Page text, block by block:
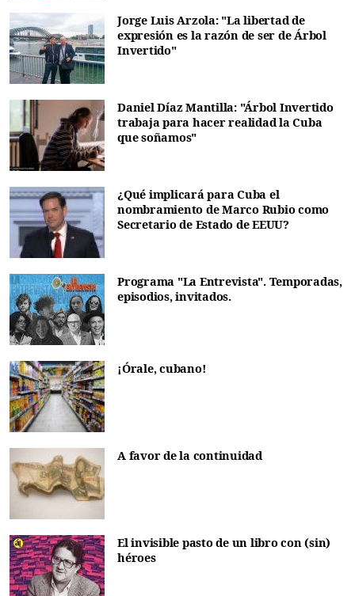
Jorge Luis Arzola: "La libertad de
expresión es la razón de ser de Árbol
Invertido"
Daniel Díaz Mantilla: "Árbol Invertido
trabaja para hacer realidad la Cuba
que soñamos"
¿Qué implicará para Cuba el
nombramiento de Marco Rubio como
Secretario de Estado de EEUU?
Programa "La Entrevista". Temporadas,
episodios, invitados.
¡Órale, cubano!
A favor de la continuidad
El invisible pasto de un libro con (sin)
héroes